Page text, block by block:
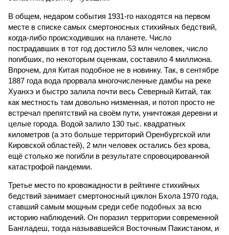
В общем, недаром события 1931-го находятся на первом
месте в списке самых смертоносных стихийных бедствий,
когда-либо происходивших на планете. Число
пострадавших в тот год достигло 53 млн человек, число
погибших, по некоторым оценкам, составило 4 миллиона.
Впрочем, для Китая подобное не в новинку. Так, в сентябре
1887 года вода прорвала многочисленные дамбы на реке
Хуанхэ и быстро залила почти весь Северный Китай, так
как местность там довольно низменная, и потоп просто не
встречал препятствий на своём пути, уничтожая деревни и
целые города. Водой залило 130 тыс. квадратных
километров (а это больше территорий Оренбургской или
Кировской областей), 2 млн человек остались без крова,
ещё столько же погибли в результате спровоцированной
катастрофой пандемии.
Третье место по кровожадности в рейтинге стихийных
бедствий занимает смертоносный циклон Бхола 1970 года,
ставший самым мощным среди себе подобных за всю
историю наблюдений. Он поразил территории современной
Бангладеш, тогда называвшейся Восточным Пакистаном, и